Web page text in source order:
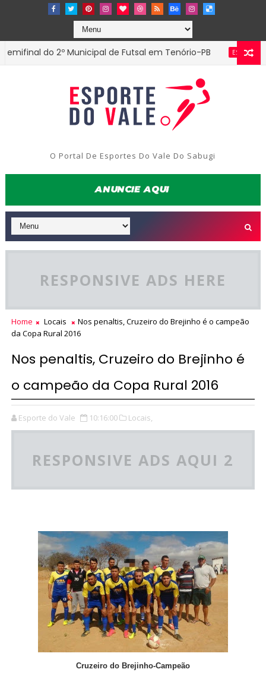
do 2º Municipal de Futsal em Tenório-PB ESTADUAL
O Portal De Esportes Do Vale Do Sabugi
RESPONSIVE ADS HERE
Home Locais
Nos penaltis, Cruzeiro do Brejinho é o campeão
da Copa Rural 2016
Nos penaltis, Cruzeiro do Brejinho é
o campeão da Copa Rural 2016
Esporte do Vale 10:16:00 Locais,
RESPONSIVE ADS AQUI 2
Cruzeiro do Brejinho-Campeão